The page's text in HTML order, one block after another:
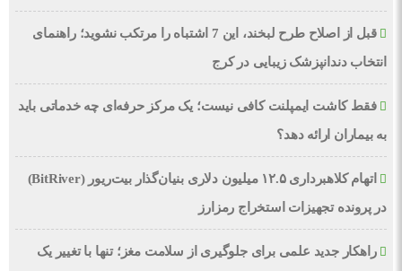
قبل از اصلاح طرح لبخند، این 7 اشتباه را مرتکب نشوید؛ راهنمای
انتخاب دندانپزشک زیبایی در کرج
فقط کاشت ایمپلنت کافی نیست؛ یک مرکز حرفه‌ای چه خدماتی باید
به بیماران ارائه دهد؟
اتهام کلاهبرداری ۱۲.۵ میلیون دلاری بنیان‌گذار بیت‌ریور (BitRiver)
در پرونده تجهیزات استخراج رمزارز
راهکار جدید علمی برای جلوگیری از سلامت مغز؛ تنها با تغییر یک